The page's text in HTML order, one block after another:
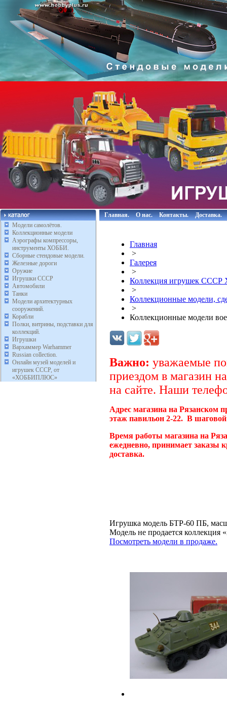
Модели самолётов.
Коллекционные модели
Аэрографы компрессоры,
инструменты ХОББИ.
Сборные стендовые модели.
Железные дороги
Оружие
Игрушки СССР
Автомобили
Танки
Модели архитектурных
сооружений.
Корабли
Полки, витрины, подставки для
коллекций.
Игрушки
Вархаммер Warhammer
Russian collection.
Онлайн музей моделей и
игрушек СССР, от
«ХОББИПЛЮС»
Главная. О нас. Контакты. Доставка.
Главная
>
Галерея
>
Коллекция игрушек
>
Коллекционные модели,
>
Коллекционные модели
Важно: уважаемые
приездом в магазин
на сайте. Наши
Адрес магазина на Рязанском
этаж павильон 2-22. В
Время работы магазина на
ежедневно, принимает заказы
доставка.
Игрушка модель БТР-60 ПБ,
Модель не продается
Посмотреть модели в продаже.